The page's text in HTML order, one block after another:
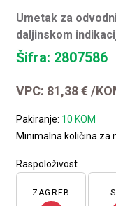
Umetak za
daljinskom
Šifra: 2807586
VPC: 81,38€ /
Pakiranje: 10 KOM
Minimalna količina za
Raspoloživost
ZAGREB